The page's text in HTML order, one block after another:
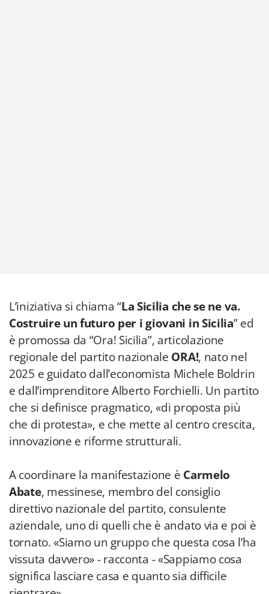
L’iniziativa si chiama “La Sicilia che se ne va.
Costruire un futuro per i giovani in Sicilia” ed
è promossa da “Ora! Sicilia”, articolazione
regionale del partito nazionale ORA!, nato nel
2025 e guidato dall’economista Michele Boldrin
e dall’imprenditore Alberto Forchielli. Un partito
che si definisce pragmatico, «di proposta più
che di protesta», e che mette al centro crescita,
innovazione e riforme strutturali.
A coordinare la manifestazione è Carmelo
Abate, messinese, membro del consiglio
direttivo nazionale del partito, consulente
aziendale, uno di quelli che è andato via e poi è
tornato. «Siamo un gruppo che questa cosa l’ha
vissuta davvero» - racconta - «Sappiamo cosa
significa lasciare casa e quanto sia difficile